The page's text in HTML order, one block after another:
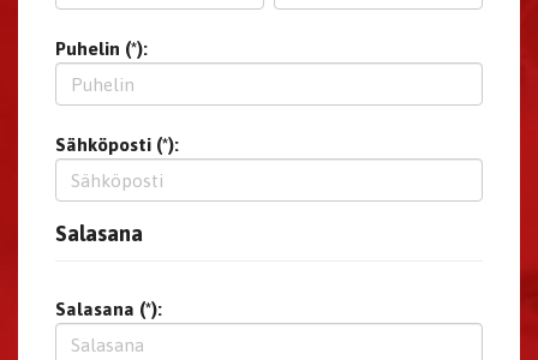
Puhelin (*):
Sähköposti (*):
Salasana
Salasana (*):